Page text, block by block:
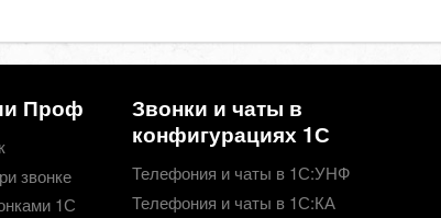
Проф
звонке
1С
Звонки и чаты в
конфигурациях 1С
Телефония и чаты в 1С:УНФ
Телефония и чаты в 1С:КА